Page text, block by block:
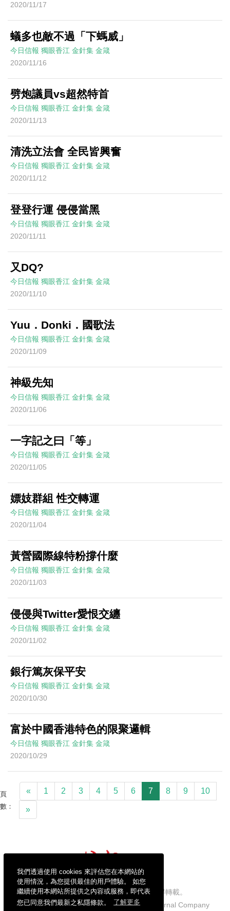
我們透過使用 cookies 來評估您在本網站的
使用情況，為您提供最佳的用戶體驗。 如您
繼續使用本網站所提供之內容或服務，即代表
您已同意我們最新之私隱條款。
了解更多
2020/11/17
蟻多也敵不過「下螞威」
今日信報 獨眼香江 金針集 金箴
2020/11/16
劈炮議員vs超然特首
今日信報 獨眼香江 金針集 金箴
2020/11/13
清洗立法會 全民皆興奮
今日信報 獨眼香江 金針集 金箴
2020/11/12
登登行運 侵侵當黑
今日信報 獨眼香江 金針集 金箴
2020/11/11
又DQ?
今日信報 獨眼香江 金針集 金箴
2020/11/10
Yuu．Donki．國歌法
今日信報 獨眼香江 金針集 金箴
2020/11/09
神級先知
今日信報 獨眼香江 金針集 金箴
2020/11/06
一字記之曰「等」
今日信報 獨眼香江 金針集 金箴
2020/11/05
嫖妓群組 性交轉運
今日信報 獨眼香江 金針集 金箴
2020/11/04
黃營國際線特粉撐什麼
今日信報 獨眼香江 金針集 金箴
2020/11/03
侵侵與Twitter愛恨交纏
今日信報 獨眼香江 金針集 金箴
2020/11/02
銀行篤灰保平安
今日信報 獨眼香江 金針集 金箴
2020/10/30
富於中國香港特色的限聚邏輯
今日信報 獨眼香江 金針集 金箴
2020/10/29
頁
數：
« 1 2 3 4 5 6 7 8 9 10
»
信報財經新聞有限公司版權所有，不得轉載。
Copyright © 2026 Hong Kong Economic Journal Company